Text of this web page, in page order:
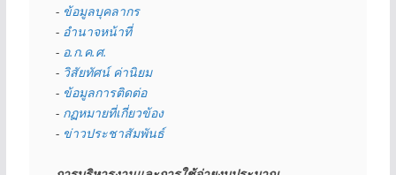
- ข้อมูลบุคลากร
- อำนาจหน้าที่
- อ.ก.ค.ศ.
- วิสัยทัศน์ ค่านิยม
- ข้อมูลการติดต่อ
- กฏหมายที่เกี่ยวข้อง
- ข่าวประชาสัมพันธ์